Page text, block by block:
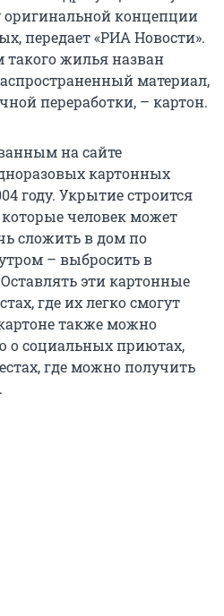
оригинальной концепции
передает «РИА Новости».
жилья назван
материал,
переработки, – картон.
на сайте
картонных
году. Укрытие строится
человек может
сложить в дом по
– выбросить в
эти картонные
где их легко смогут
также можно
о социальных приютах,
где можно получить